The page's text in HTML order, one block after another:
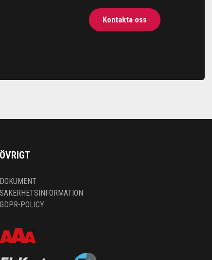
Kontakta oss
ÖVRIGT
DOKUMENT
SÄKERHETSINFORMATION
GDPR-POLICY